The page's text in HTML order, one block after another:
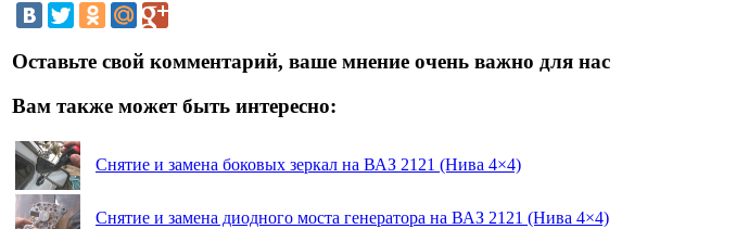
Оставьте свой комментарий, ваше мнение очень важно для нас
Вам также может быть интересно:
Снятие и замена боковых зеркал на ВАЗ 2121 (Нива 4×4)
Снятие и замена диодного моста генератора на ВАЗ 2121 (Нива 4×4)